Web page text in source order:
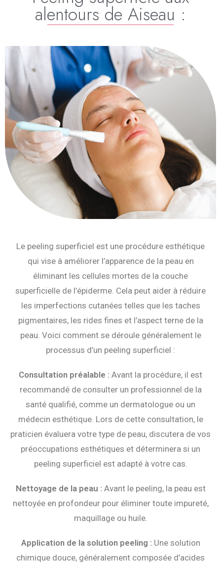
alentours de Aiseau :
Le peeling superficiel est une procédure esthétique
qui vise à améliorer l’apparence de la peau en
éliminant les cellules mortes de la couche
superficielle de l’épiderme. Cela peut aider à réduire
les imperfections cutanées telles que les taches
pigmentaires, les rides fines et l’aspect terne de la
peau. Voici comment se déroule généralement le
processus d’un peeling superficiel :
Consultation préalable : Avant la procédure, il est
recommandé de consulter un professionnel de la
santé qualifié, comme un dermatologue ou un
médecin esthétique. Lors de cette consultation, le
praticien évaluera votre type de peau, discutera de vos
préoccupations esthétiques et déterminera si un
peeling superficiel est adapté à votre cas.
Nettoyage de la peau : Avant le peeling, la peau est
nettoyée en profondeur pour éliminer toute impureté,
maquillage ou huile.
Application de la solution peeling : Une solution
chimique douce, généralement composée d’acides